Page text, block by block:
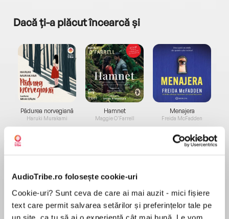
AudioTribe.ro folosește cookie-uri
Cookie-uri? Sunt ceva de care ai mai auzit - mici fișiere
text care permit salvarea setărilor și preferințelor tale pe
un site, ca tu să ai o experiență cât mai bună. Le vom
Dacă ți-a plăcut încearcă și
Pădurea norvegiană
Haruki Murakami
Elita de Argint (Elita
de...
Dani Francis
Hamnet
Maggie O'Farrell
Diavolul se îmbracă de
Lauren Weisberger
Menajera
Freida McFadden
Migdală
Sohn Won-pyung